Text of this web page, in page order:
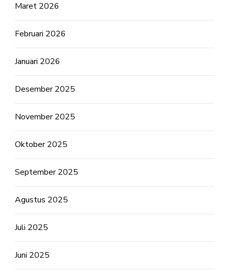
Maret 2026
Februari 2026
Januari 2026
Desember 2025
November 2025
Oktober 2025
September 2025
Agustus 2025
Juli 2025
Juni 2025